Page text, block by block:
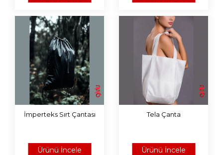
İmperteks Sırt Çantası
Ürünü İncele
Tela Çanta
Ürünü İncele